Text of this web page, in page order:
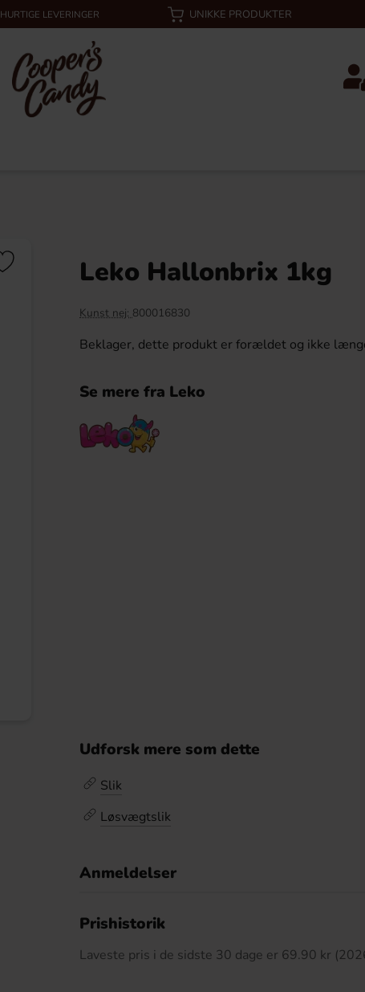
HURTIGE LEVERINGER UNIKKE PRODUKTER
Leko Hallonbrix 1kg
Kunst nej: 800016830
Beklager, dette produkt er forældet og ikke
Se mere fra Leko
Udforsk mere som dette
Slik
Løsvægtslik
Anmeldelser
Prishistorik
Laveste pris i de sidste 30 dage er 69.90 kr